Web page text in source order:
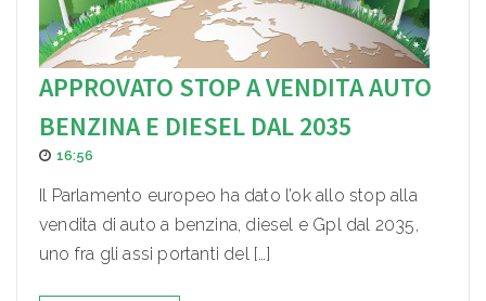
APPROVATO STOP A VENDITA AUTO
BENZINA E DIESEL DAL 2035
16:56
Il Parlamento europeo ha dato l’ok allo stop alla
vendita di auto a benzina, diesel e Gpl dal 2035,
uno fra gli assi portanti del […]